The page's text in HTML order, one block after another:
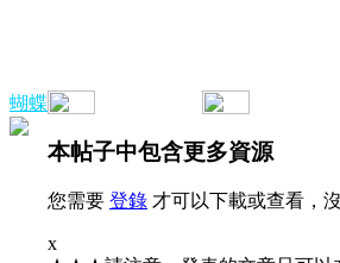
蝴蝶
本帖子中包含更多資源
您需要 登錄 才可以下載或查看，
x